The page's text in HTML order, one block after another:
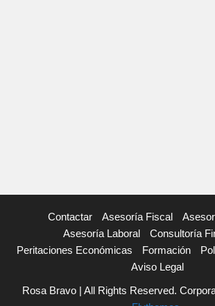
Contactar Asesoría Fiscal
Asesoría Laboral
Consultoría
Peritaciones Económicas
Formación
Aviso Legal
Rosa Bravo | All Rights Reserved.